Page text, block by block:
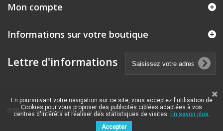
©2026 - Logiciel e-commerce par PrestaShop™
Mon compte
Informations sur votre boutique
Lettre d'informations
En poursuivant votre navigation sur ce site, vous acceptez l'utilisation de
Cookies pour vous proposer des publicités ciblées adaptées à vos
centres d'intérêts et réaliser des statistiques de visites. En savoir plus.
Accepter